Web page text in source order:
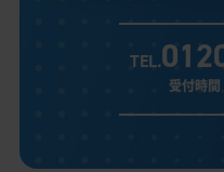
TEL.
受付時